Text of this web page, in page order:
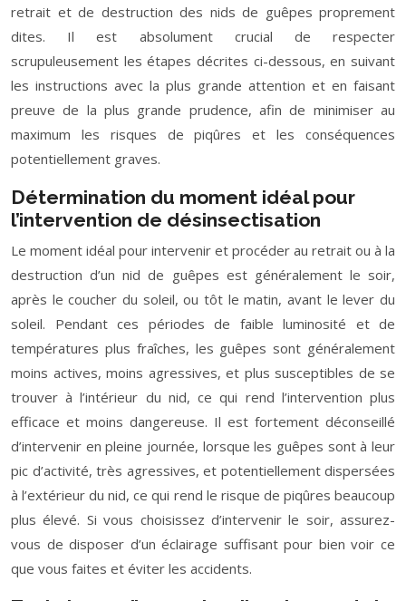
retrait et de destruction des nids de guêpes proprement
dites. Il est absolument crucial de respecter
scrupuleusement les étapes décrites ci-dessous, en suivant
les instructions avec la plus grande attention et en faisant
preuve de la plus grande prudence, afin de minimiser au
maximum les risques de piqûres et les conséquences
potentiellement graves.
Détermination du moment idéal pour
l’intervention de désinsectisation
Le moment idéal pour intervenir et procéder au retrait ou à la
destruction d’un nid de guêpes est généralement le soir,
après le coucher du soleil, ou tôt le matin, avant le lever du
soleil. Pendant ces périodes de faible luminosité et de
températures plus fraîches, les guêpes sont généralement
moins actives, moins agressives, et plus susceptibles de se
trouver à l’intérieur du nid, ce qui rend l’intervention plus
efficace et moins dangereuse. Il est fortement déconseillé
d’intervenir en pleine journée, lorsque les guêpes sont à leur
pic d’activité, très agressives, et potentiellement dispersées
à l’extérieur du nid, ce qui rend le risque de piqûres beaucoup
plus élevé. Si vous choisissez d’intervenir le soir, assurez-
vous de disposer d’un éclairage suffisant pour bien voir ce
que vous faites et éviter les accidents.